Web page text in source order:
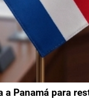
a Panamá para